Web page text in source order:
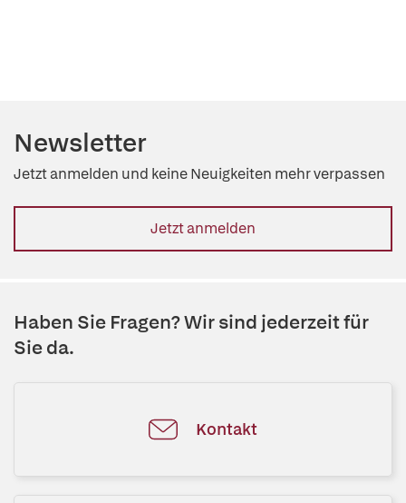
Newsletter
Jetzt anmelden und keine Neuigkeiten mehr verpassen
Jetzt anmelden
Haben Sie Fragen? Wir sind jederzeit für
Sie da.
Kontakt